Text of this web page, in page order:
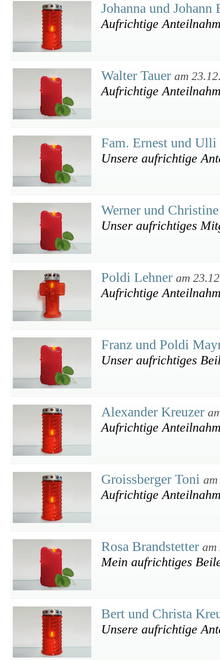
Johanna und Johann
Aufrichtige
Walter Tauer am
Aufrichtige
Fam. Ernest und
Unsere aufrichtige
Werner und
Unser aufrichtiges
Poldi Lehner am
Aufrichtige
Franz und Poldi
Unser aufrichtiges
Alexander Kreuzer
Aufrichtige
Groissberger Toni
Aufrichtige
Rosa Brandstetter am
Mein aufrichtiges
Bert und Christa
Unsere aufrichtige